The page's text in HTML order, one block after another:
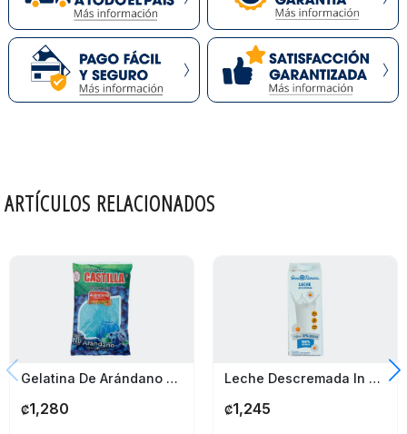
ARTÍCULOS RELACIONADOS
Gelatina De Arándano Castilla 454G
₡1,280
Leche Descremada In Line 0% Grasa Dos Pinos 1 Litro
₡1,245